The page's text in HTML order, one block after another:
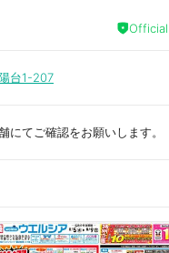
台1-207
にてご確認をお願いします。